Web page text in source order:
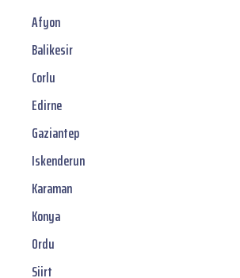
Afyon
Balikesir
Corlu
Edirne
Gaziantep
Iskenderun
Karaman
Konya
Ordu
Siirt